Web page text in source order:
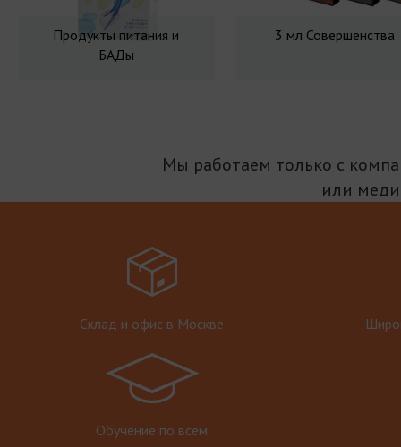
Продукты питания и
БАДы
3 мл Совершенства
Мы работаем только с
или
Склад и офис в Москве
Обучение по всем